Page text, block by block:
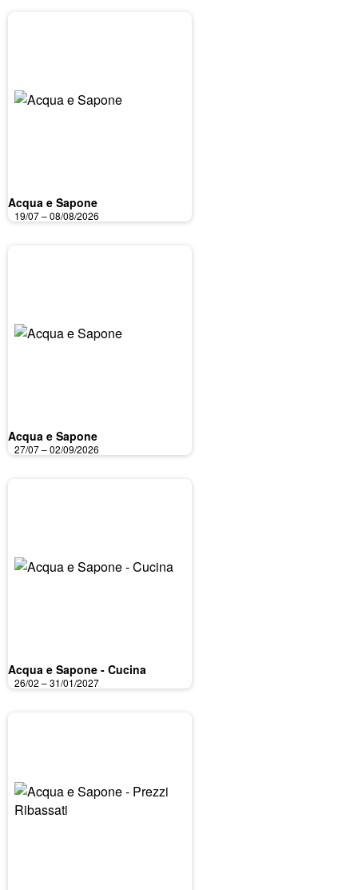
Acqua e Sapone
19/07 – 08/08/2026
Acqua e Sapone
27/07 – 02/09/2026
Acqua e Sapone - Cucina
26/02 – 31/01/2027